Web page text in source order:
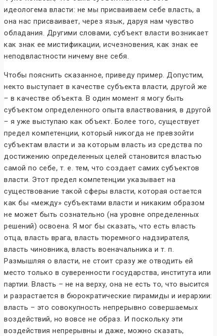
идеологема власти: не мы присваиваем себе власть, а
она нас присваивает, через язык, даруя нам чувство
обладания. Другими словами, субъект власти возникает
как знак ее мистификации, исчезновения, как знак ее
неподвластности ничему вне себя.
Чтобы пояснить сказанное, приведу пример. Допустим,
некто выступает в качестве субъекта власти, другой же
– в качестве объекта. В один момент я могу быть
субъектом определенного опыта властвования, в другой
– я уже выступаю как объект. Более того, существует
предел компетенции, который никогда не превзойти
субъектам власти и за которым власть из средства по
достижению определенных целей становится властью
самой по себе, т. е. тем, что создает самих субъектов
власти. Этот предел компетенции указывает на
существование такой сферы власти, которая остается
как бы «между» субъектами власти и никаким образом
не может быть сознательно (на уровне определенных
решений) освоена. Я мог бы сказать, что есть власть
отца, власть врага, власть тюремного надзирателя,
власть чиновника, власть военачальника и т. п.
Размышляя о власти, не стоит сразу же отводить ей
место только в суверенности государства, института или
партии. Власть – не на верху, она не есть то, что высится
и разрастается в бюрократические пирамиды и иерархии:
власть – это совокупность непрерывно совершаемых
воздействий, но вовсе не образ. И поскольку эти
воздействия непрерывны и даже, можно сказать,